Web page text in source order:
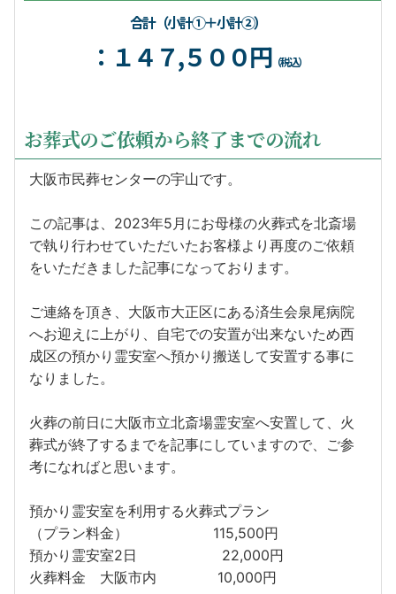
合計（小計①＋小計②）
：１４７,５００円 （税込）
お葬式のご依頼から終了までの流れ
大阪市民葬センターの宇山です。
この記事は、2023年5月にお母様の火葬式を北斎場
で執り行わせていただいたお客様より再度のご依頼
をいただきました記事になっております。
ご連絡を頂き、大阪市大正区にある済生会泉尾病院
へお迎えに上がり、自宅での安置が出来ないため西
成区の預かり霊安室へ預かり搬送して安置する事に
なりました。
火葬の前日に大阪市立北斎場霊安室へ安置して、火
葬式が終了するまでを記事にしていますので、ご参
考になればと思います。
預かり霊安室を利用する火葬式プラン
（プラン料金） 115,500円
預かり霊安室2日 22,000円
火葬料金 大阪市内 10,000円